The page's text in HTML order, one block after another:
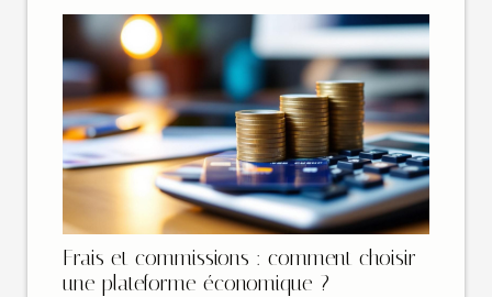
Frais et commissions : comment choisir
une plateforme économique ?